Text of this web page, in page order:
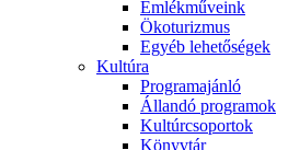
Emlékműveink
Ökoturizmus
Egyéb lehetőségek
Kultúra
Programajánló
Állandó programok
Kultúrcsoportok
Könyvtár